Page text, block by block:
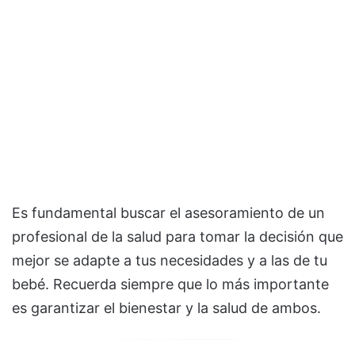
Es fundamental buscar el asesoramiento de un
profesional de la salud para tomar la decisión que
mejor se adapte a tus necesidades y a las de tu
bebé. Recuerda siempre que lo más importante
es garantizar el bienestar y la salud de ambos.